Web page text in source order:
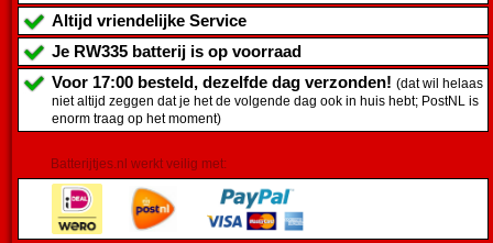
Altijd vriendelijke Service
Je RW335 batterij is op voorraad
Voor 17:00 besteld, dezelfde dag verzonden! (dat wil helaas
niet altijd zeggen dat je het de volgende dag ook in huis hebt; PostNL is
enorm traag op het moment)
Batterijtjes.nl werkt veilig met: